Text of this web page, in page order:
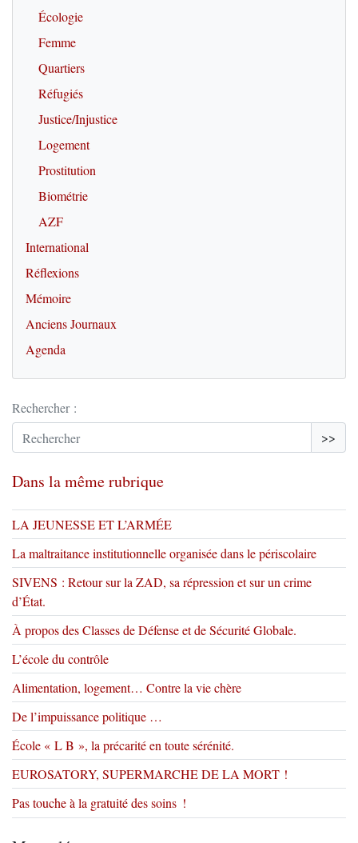
Écologie
Femme
Quartiers
Réfugiés
Justice/Injustice
Logement
Prostitution
Biométrie
AZF
International
Réflexions
Mémoire
Anciens Journaux
Agenda
Rechercher :
>>
Dans la même rubrique
LA JEUNESSE ET L’ARMÉE
La maltraitance institutionnelle organisée dans le périscolaire
SIVENS : Retour sur la ZAD, sa répression et sur un crime
d’État.
À propos des Classes de Défense et de Sécurité Globale.
L’école du contrôle
Alimentation, logement… Contre la vie chère
De l’impuissance politique …
École « L B », la précarité en toute sérénité.
EUROSATORY, SUPERMARCHE DE LA MORT !
Pas touche à la gratuité des soins !